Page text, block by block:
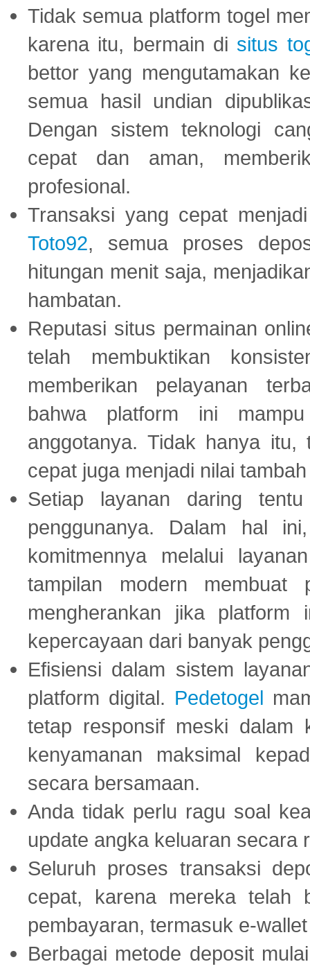
Tidak semua platform togel
karena itu, bermain di situs
bettor yang mengutamakan
semua hasil undian
Dengan sistem teknologi
cepat dan aman,
profesional.
Transaksi yang cepat
Toto92, semua proses
hitungan menit saja,
hambatan.
Reputasi situs permainan
telah membuktikan
memberikan pelayanan
bahwa platform ini
anggotanya. Tidak hanya
cepat juga menjadi nilai
Setiap layanan daring
penggunanya. Dalam hal
komitmennya melalui
tampilan modern membuat
mengherankan jika platform
kepercayaan dari banyak
Efisiensi dalam sistem
platform digital. Pedetogel
tetap responsif meski dalam
kenyamanan maksimal
secara bersamaan.
Anda tidak perlu ragu soal
update angka keluaran secara
Seluruh proses transaksi
cepat, karena mereka telah
pembayaran, termasuk e-
Berbagai metode deposit